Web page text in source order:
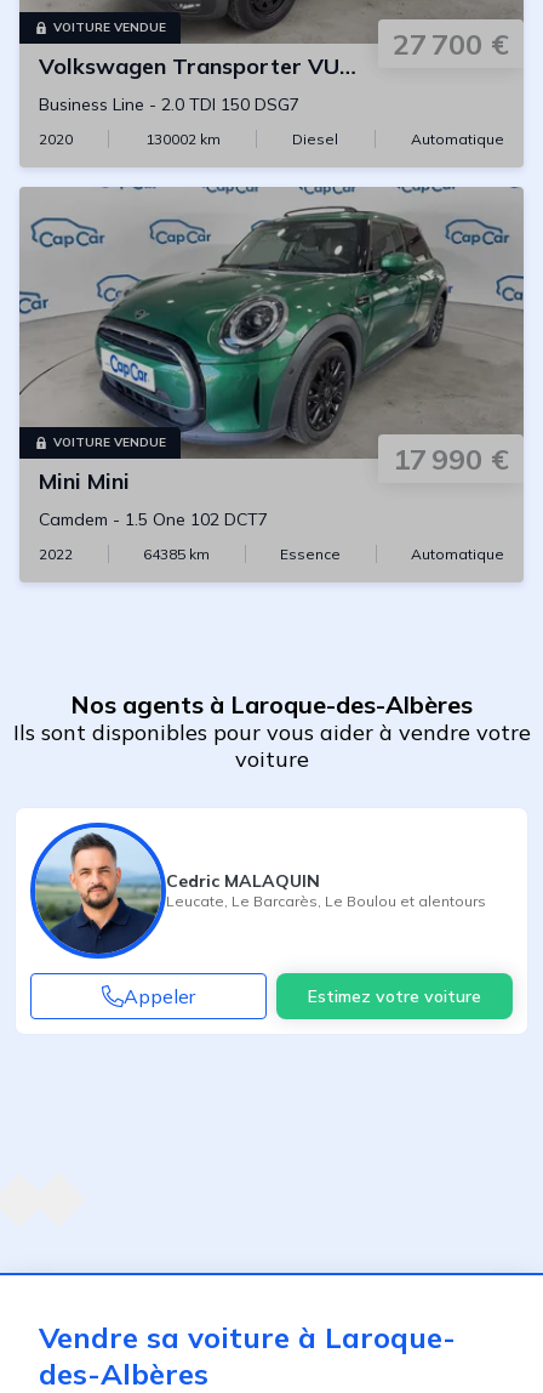
VOITURE VENDUE 27 700 €
Volkswagen Transporter VU L1H1
Business Line - 2.0 TDI 150 DSG7
2020 130002km Diesel Automatique
VOITURE VENDUE 17 990 €
Mini Mini
Camdem - 1.5 One 102 DCT7
2022 64385 km Essence Automatique
Nos agents à Laroque-des-Albères
Ils sont disponibles pour vous aider à vendre votre
voiture
Cedric MALAQUIN
Leucate Le Barcarès Le Boulou et alentours
Appeler Estimez votre voiture
Vendre sa voiture à Laroque-
des-Albères